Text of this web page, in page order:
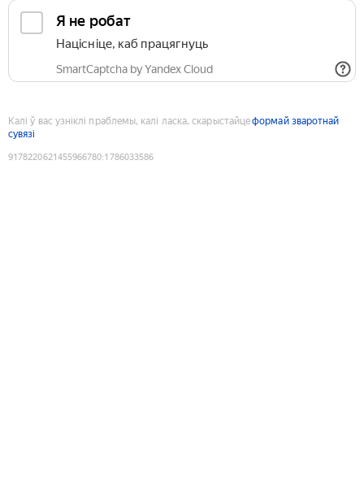
Я не робат
Націсніце, каб працягнуць
SmartCaptcha by Yandex Cloud
Калі ў вас узніклі праблемы, калі ласка, скарыстайцеформай зваротнай
сувязі
9178220621455966780:1786033586